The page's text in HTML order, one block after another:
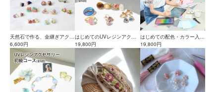
天然石で作る、金継ぎアクセ
サリー作り講座
6,600円
はじめてのUVレジンアクセ
サリー入門コース
19,800円
はじめての配色・カラー入門
コース
19,800円